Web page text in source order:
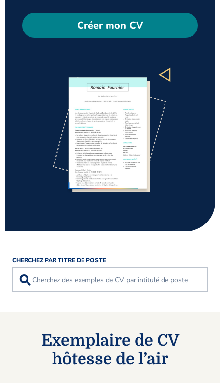
Créer mon CV
CHERCHEZ PAR TITRE DE POSTE
⚲
Exemplaire de CV
hôtesse de l’air